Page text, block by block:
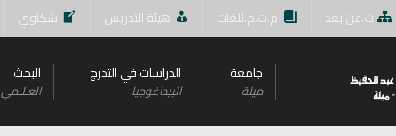
ت.عن بعد م.ت.م.للغات هيئة التدريس شكاوي
جامعة
ميلة
الدراسات في التدرج
البيداغوجيا
البحث
العـلـمي